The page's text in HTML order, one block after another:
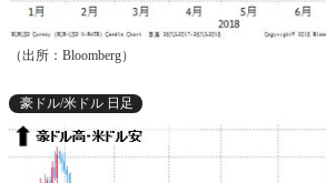
（出所：Bloomberg）
豪ドル/米ドル 日足